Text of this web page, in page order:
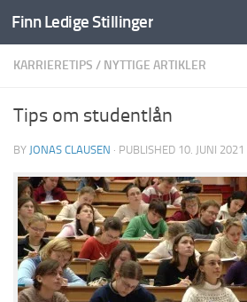
Skip to content
Finn Ledige Stillinger
KARRIERETIPS / NYTTIGE ARTIKLER
Tips om studentlån
BY JONAS CLAUSEN · PUBLISHED 10. JUNI 2021